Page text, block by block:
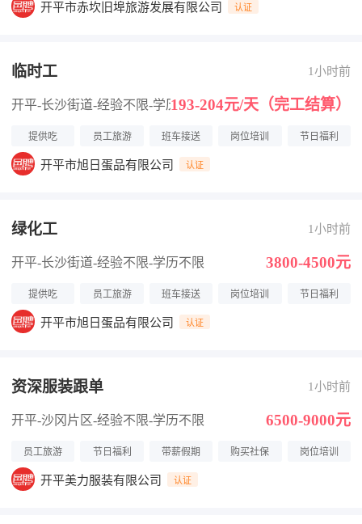
开平市赤坎旧埠旅游发展有限公司 认证
临时工 1小时前
开平-长沙街道-经验不限-学历不限
193-204元/天（完工结算）
提供吃 员工旅游 班车接送 岗位培训 节日福利
开平市旭日蛋品有限公司 认证
绿化工 1小时前
开平-长沙街道-经验不限-学历不限 3800-4500元
提供吃 员工旅游 班车接送 岗位培训 节日福利
开平市旭日蛋品有限公司 认证
资深服装跟单 1小时前
开平-沙冈片区-经验不限-学历不限 6500-9000元
员工旅游 节日福利 带薪假期 购买社保 岗位培训
开平美力服装有限公司 认证